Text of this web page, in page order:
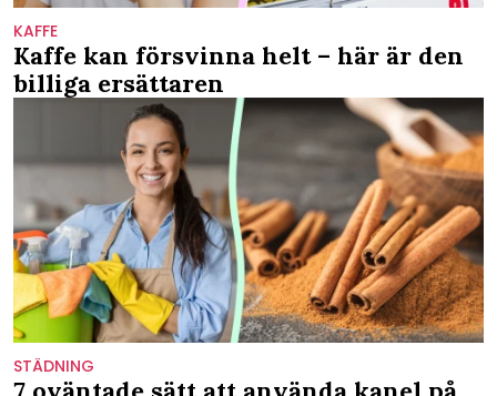
KAFFE
Kaffe kan försvinna helt – här är den
billiga ersättaren
STÄDNING